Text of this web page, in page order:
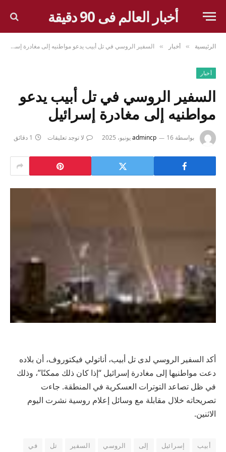
أخبار العالم فى 90 دقيقة
الرئيسية » أخبار » السفير الروسي في تل أبيب يدعو مواطنيه إلى مغادرة إسرائيل
أخبار
السفير الروسي في تل أبيب يدعو
مواطنيه إلى مغادرة إسرائيل
بواسطة admincp 16 يونيو، 2025 لا توجد تعليقات 1 دقائق
أكد السفير الروسي لدى تل أبيب، أناتولي فيكتوروف، أن بلاده
دعت مواطنيها إلى مغادرة إسرائيل “إذا كان ذلك ممكنًا”، وذلك
في ظل تصاعد التوترات العسكرية في المنطقة. جاءت
تصريحاته خلال مقابلة مع وسائل إعلام روسية نشرت اليوم
الاثنين.
أبيب إسرائيل إلى الروسي السفير تل
في